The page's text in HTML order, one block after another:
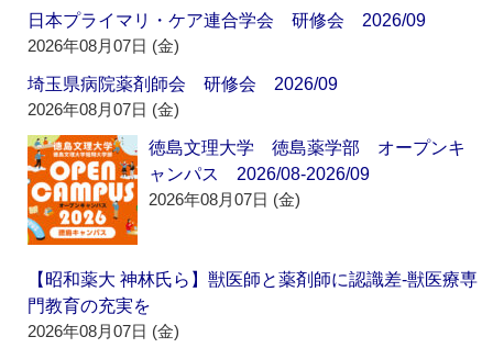
日本プライマリ・ケア連合学会 研修会 2026/09
2026年08月07日 (金)
埼玉県病院薬剤師会 研修会 2026/09
2026年08月07日 (金)
徳島文理大学 徳島薬学部 オープンキ
ャンパス 2026/08-2026/09
2026年08月07日 (金)
【昭和薬大 神林氏ら】獣医師と薬剤師に認識差‐獣医療専
門教育の充実を
2026年08月07日 (金)